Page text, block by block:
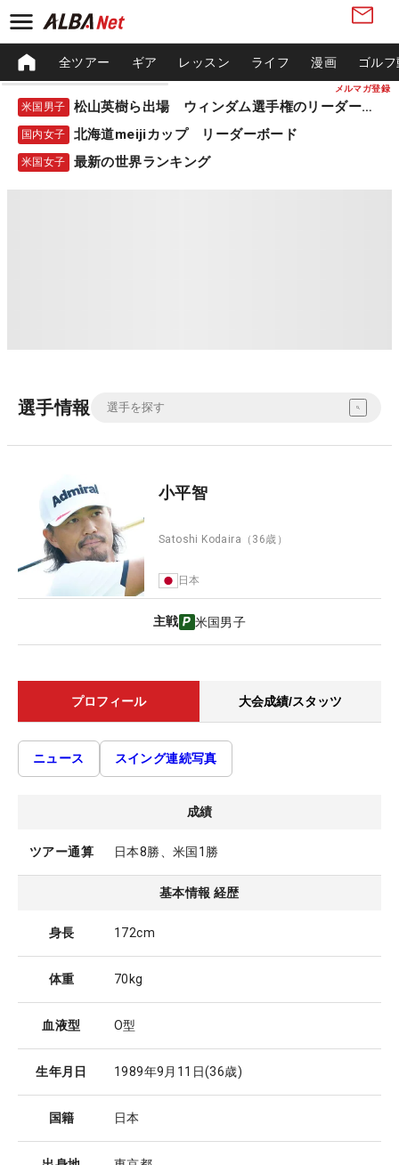
メルマガ登録
全ツアー ギア レッスン ライフ 漫画 ゴル
米国男子 松山英樹ら出場 ウィンダム選手権のリーダーボード
国内女子 北海道meijiカップ リーダーボード
米国女子 最新の世界ランキング
選手情報
小平智
Satoshi Kodaira （36歳）
日本
主戦 米国男子
プロフィール 大会成績/スタッツ
ニュース スイング連続写真
成績
ツアー通算 日本8勝、米国1勝
基本情報 経歴
身長 172cm
体重 70kg
血液型 O型
生年月日 1989年9月11日(36歳)
国籍 日本